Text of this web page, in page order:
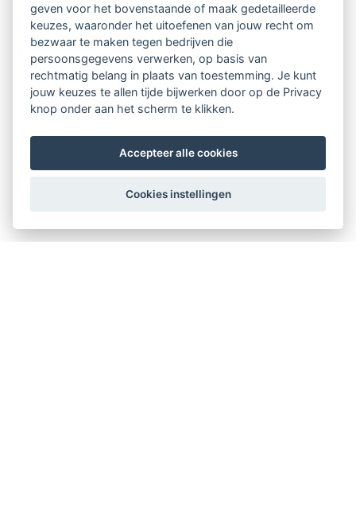
geven voor het bovenstaande of maak gedetailleerde
keuzes, waaronder het uitoefenen van jouw recht om
bezwaar te maken tegen bedrijven die
persoonsgegevens verwerken, op basis van
rechtmatig belang in plaats van toestemming. Je kunt
jouw keuzes te allen tijde bijwerken door op de Privacy
knop onder aan het scherm te klikken.
Accepteer alle cookies
Cookies instellingen